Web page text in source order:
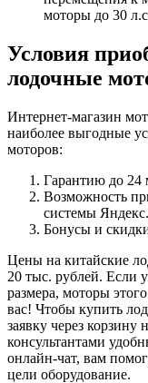
моторы до 30
Условия
лодочные
Интернет-магазин
наиболее выгодные
моторов:
Гарантию до 24
Возможность
системы
Бонусы и
Цены на китайские
20 тыс. рублей. Если
размера, моторы
вас! Чтобы купить
заявку через корзину
консультантами
онлайн-чат, вам
цели оборудование.